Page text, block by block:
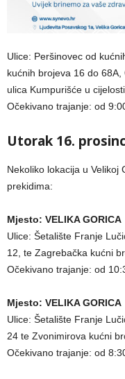
Ulice: Peršinovec od
kućnih brojeva 16 do
ulica Kumpurišće u cijelosti.
Očekivano trajanje: od
Utorak 16.
Nekoliko lokacija u Velikoj
prekidima:
Mjesto: VELIKA GORICA
Ulice: Šetalište Franje
12, te Zagrebačka kućni
Očekivano trajanje: od
Mjesto: VELIKA GORICA
Ulice: Šetalište Franje
24 te Zvonimirova kućni
Očekivano trajanje: od